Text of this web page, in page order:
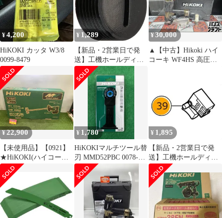
¥4,200
HiKOKI カッタ W3/8
0099-8479
¥ 1,289
【新品・2営業日で発
送】工機ホールディン
グス HiKOKI ブラシキ
ヤツプ (935829 6444)
¥30,000
▲【中古】Hikoki ハイ
コーキ WF4HS 高圧ね
モデル【ハンズクラフ
ト飯塚店】【中古】
¥22,900
【未使用品】【0921】
★HiKOKI(ハイコーキ)
36V コードレス かくは
ん機 スクリュー径
200mm 塗料 モルタル
対応 蓄電池・充電器別
売り UM36DA(NN)
ITP6VHX6ACKY
¥ 1,780
HiKOKIマルチツール替
刃 MMD52PBC 0078-
2729 1本
¥ 1,895
【新品・2営業日で発
送】工機ホールディン
グス HiKOKI スイツチ
(ブレーキヨウ) (337724
6444)